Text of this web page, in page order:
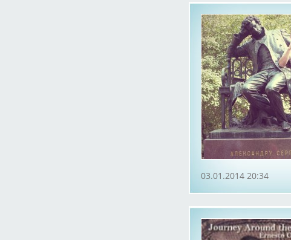
03.01.2014 20:34